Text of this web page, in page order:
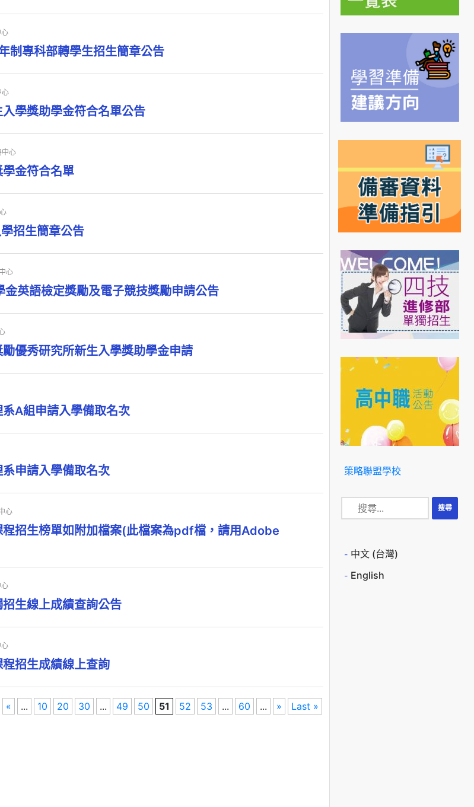
制專科部轉學生招生簡章公告
心
學獎助學金符合名單公告
中心
金符合名單
招生簡章公告
心
英語檢定獎勵及電子競技獎勵申請公告
優秀研究所新生入學獎助學金申請
A組申請入學備取名次
申請入學備取名次
心
招生榜單如附加檔案(此檔案為pdf檔，請用Adobe
生線上成績查詢公告
招生成績線上查詢
« ... 10 20 30 ... 49 50 51 52 53 ... 60 ... » Last »
策略聯盟學校
中文 (台灣)
English